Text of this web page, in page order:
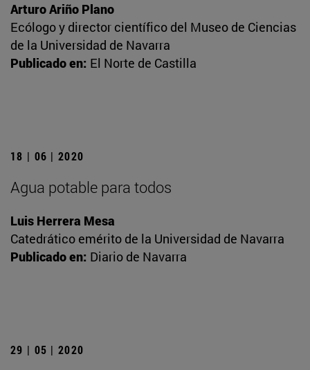
Arturo Ariño Plano
Ecólogo y director científico del Museo de Ciencias
de la Universidad de Navarra
Publicado en: El Norte de Castilla
18 | 06 | 2020
Agua potable para todos
Luis Herrera Mesa
Catedrático emérito de la Universidad de Navarra
Publicado en: Diario de Navarra
29 | 05 | 2020